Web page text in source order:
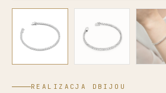
REALIZACJA DBIJOU